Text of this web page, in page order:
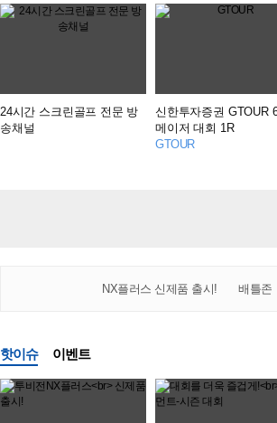
24시간 스크린골프 전문 방
송채널
신한투자증권 GTOUR
메이저 대회 1R
GTOUR
NX플러스 신제품 출시! 배틀존
핫이슈 이벤트